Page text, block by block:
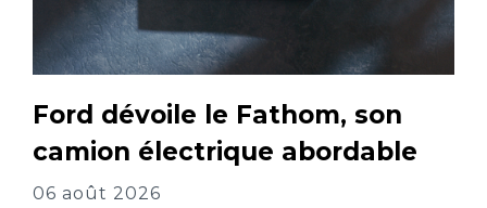
Ford dévoile le Fathom, son
camion électrique abordable
06 août 2026